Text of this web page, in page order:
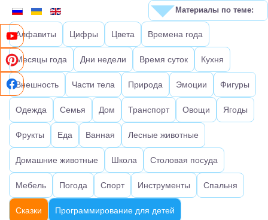
Алфавиты Цифры Цвета Времена года
Месяцы года Дни недели Время суток Кухня
Внешность Части тела Природа Эмоции Фигуры
Одежда Семья Дом Транспорт Овощи Ягоды
Фрукты Еда Ванная Лесные животные
Домашние животные Школа Столовая посуда
Мебель Погода Спорт Инструменты Спальня
Сказки Программирование для детей
Материалы по теме: